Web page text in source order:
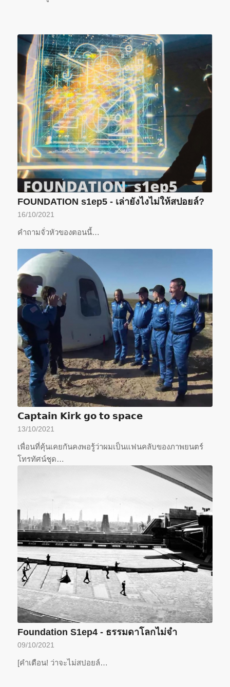
FOUNDATION s1ep5 - เล่ายังไงไม่ให้สปอยล์?
16/10/2021
คำถามจั่วหัวของตอนนี้…
𝗖𝗮𝗽𝘁𝗮𝗶𝗻 𝗞𝗶𝗿𝗸 𝗴𝗼 𝘁𝗼 𝘀𝗽𝗮𝗰𝗲
13/10/2021
เพื่อนที่คุ้นเคยกันคงพอรู้ว่าผมเป็นแฟนคลับของภาพยนตร์
โทรทัศน์ชุด…
Foundation S1ep4 - ธรรมดาโลกไม่จำ
09/10/2021
[คำเตือน! ว่าจะไม่สปอยล์…